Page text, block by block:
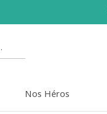
Nos Héros